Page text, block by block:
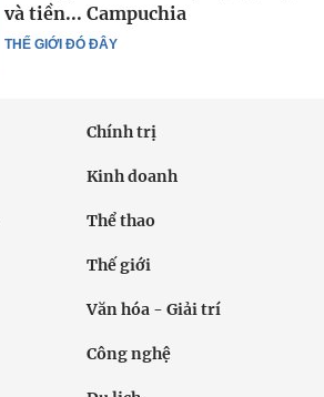
THẾ GIỚI ĐÓ ĐÂY
và tiền... Campuchia
Chính trị
Kinh doanh
Thể thao
Thế giới
Văn hóa - Giải trí
Công nghệ